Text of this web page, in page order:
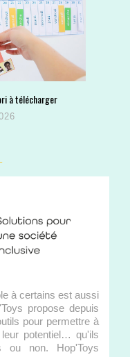
à télécharger
à certains est aussi
propose depuis
pour permettre à
potentiel… qu'ils
ou non. Hop'Toys